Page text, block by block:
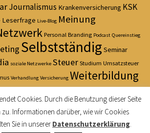
Journalismus Krankenversicherung KSK
Leserfrage Live-Blog Meinung
Personal Branding Podcast Quereinstieg
Selbstständig Seminar
soziale Netzwerke SteuerStudium Umsatzsteuer
Verhandlung Versicherung Weiterbildung
— Made with love in Cologne — Das
Cookies. Durch die Benutzung dieser Seite
zu. Informationen darüber, wie wir Cookies
Sie in unserer Datenschutzerklärung.